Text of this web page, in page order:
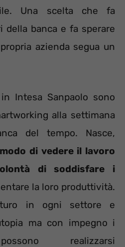
Una scelta che fa
della banca e fa sperare
azienda segua un
Intesa Sanpaolo sono
alla settimana
del tempo. Nasce,
di vedere il lavoro
di soddisfare i
la loro produttività.
in ogni settore e
ma con impegno i
realizzarsi